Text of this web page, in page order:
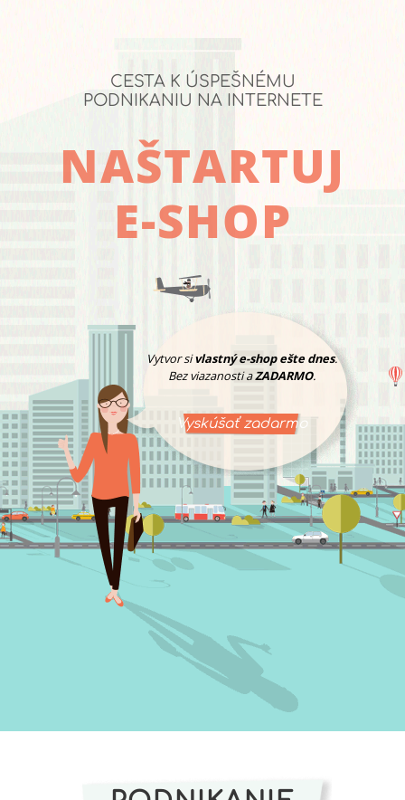
CESTA K ÚSPEŠNÉMU
PODNIKANIU NA INTERNETE
NAŠTARTUJ
E-SHOP
Vytvor sivlastný e-shop ešte dnes.
Bez viazanosti aZADARMO.
Vyskúšať zadarmo